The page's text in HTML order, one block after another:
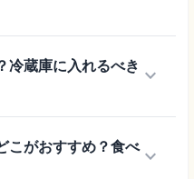
冷蔵庫に入れるべき keyboard_arrow_down
こがおすすめ？食べkeyboard_arrow_down